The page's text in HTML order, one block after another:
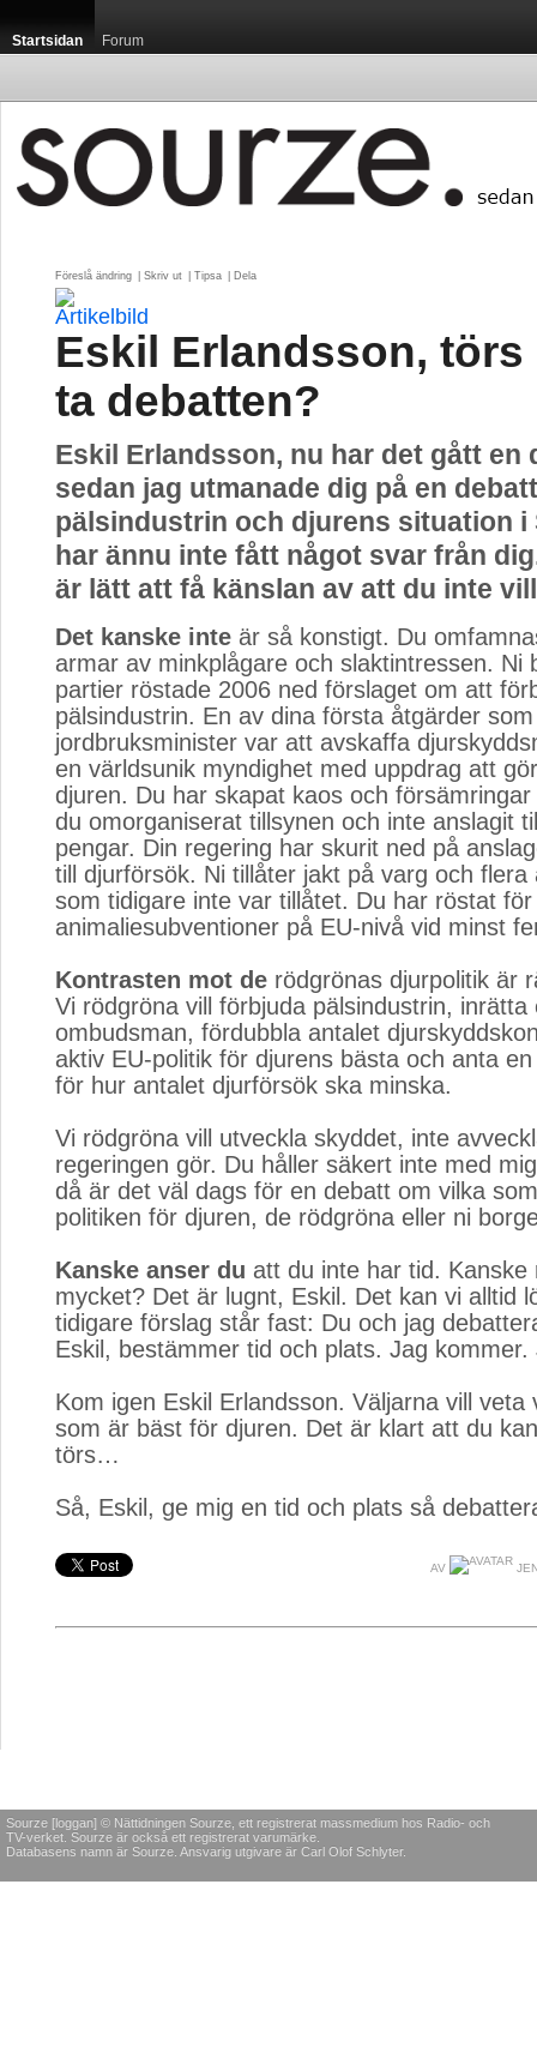
Startsidan Forum
Föreslå ändring Skriv ut Tipsa Dela
Eskil Erlandsson, törs
ta debatten?
Eskil Erlandsson, nu har det gått en
sedan jag utmanade dig på en
pälsindustrin och djurens situation i
har ännu inte fått något svar från
är lätt att få känslan av att du inte
Det kanske inte är så konstigt. Du
armar av minkplågare och slaktintressen. Ni
partier röstade 2006 ned förslaget om att
pälsindustrin. En av dina första åtgärder som
jordbruksminister var att avskaffa
en världsunik myndighet med uppdrag att
djuren. Du har skapat kaos och
du omorganiserat tillsynen och inte anslagit
pengar. Din regering har skurit ned på
till djurförsök. Ni tillåter jakt på varg och flera
som tidigare inte var tillåtet. Du har röstat för
animaliesubventioner på EU-nivå vid minst
Kontrasten mot de rödgrönas djurpolitik är
Vi rödgröna vill förbjuda pälsindustrin, inrätta
ombudsman, fördubbla antalet
aktiv EU-politik för djurens bästa och anta
för hur antalet djurförsök ska minska.
Vi rödgröna vill utveckla skyddet, inte
regeringen gör. Du håller säkert inte med
då är det väl dags för en debatt om vilka
politiken för djuren, de rödgröna eller ni
Kanske anser du att du inte har tid. Kanske
mycket? Det är lugnt, Eskil. Det kan vi alltid
tidigare förslag står fast: Du och jag
Eskil, bestämmer tid och plats. Jag kommer.
Kom igen Eskil Erlandsson. Väljarna vill veta
som är bäst för djuren. Det är klart att du
törs…
Så, Eskil, ge mig en tid och plats så
AV
Sourze [loggan] © Nättidningen Sourze, ett registrerat massmedium hos Radio- och
TV-verket. Sourze är också ett registrerat varumärke.
Databasens namn är Sourze. Ansvarig utgivare är Carl Olof Schlyter.